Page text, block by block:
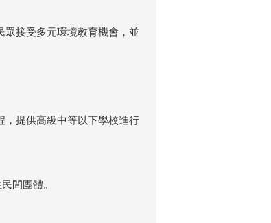
接受多元環境教育機會，並
，提供高級中等以下學校進行
間團體。